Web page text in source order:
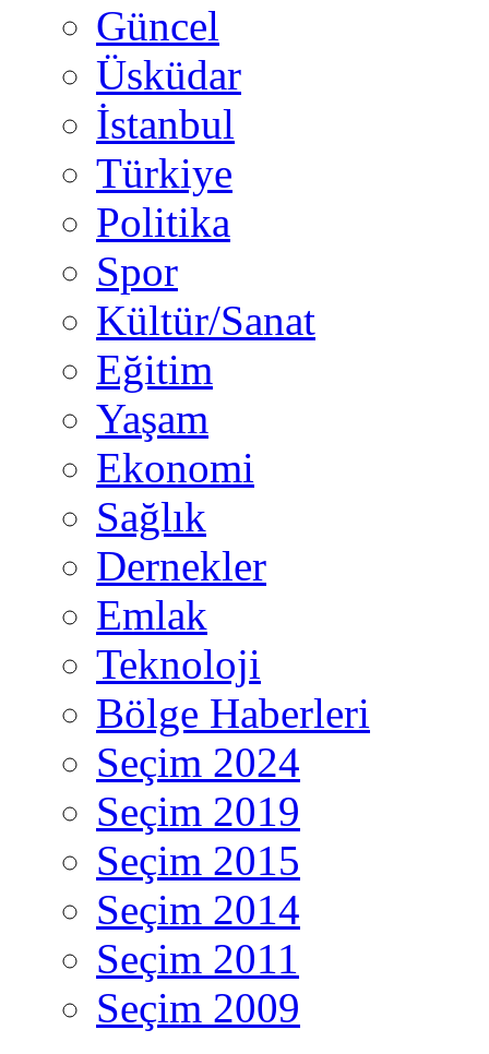
Güncel
Üsküdar
İstanbul
Türkiye
Politika
Spor
Kültür/Sanat
Eğitim
Yaşam
Ekonomi
Sağlık
Dernekler
Emlak
Teknoloji
Bölge Haberleri
Seçim 2024
Seçim 2019
Seçim 2015
Seçim 2014
Seçim 2011
Seçim 2009